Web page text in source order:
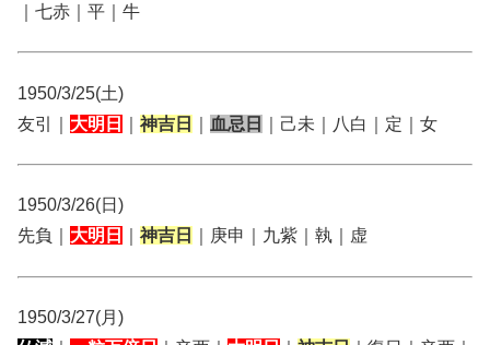
｜七赤｜平｜牛
1950/3/25(土)
友引｜ 大明日 神吉日 血忌日 ｜己未｜八白｜定｜女
1950/3/26(日)
先負｜ 大明日 神吉日 ｜庚申｜九紫｜執｜虚
1950/3/27(月)